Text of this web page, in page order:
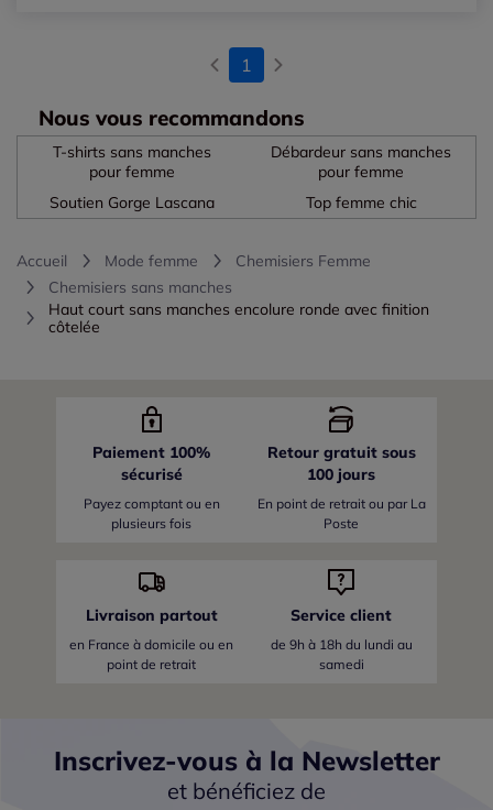
1
Nous vous recommandons
T-shirts sans manches
pour femme
Débardeur sans manches
pour femme
Soutien Gorge Lascana
Top femme chic
Accueil Mode femme
Chemisiers Femme
Chemisiers sans manches
Haut court sans manches encolure ronde avec finition
côtelée
Paiement 100%
sécurisé
Payez comptant ou en
plusieurs fois
Retour gratuit sous
100 jours
En point de retrait ou par La
Poste
Livraison partout
en France à domicile ou en
point de retrait
Service client
de 9h à 18h du lundi au
samedi
Inscrivez-vous à la Newsletter
et bénéficiez de